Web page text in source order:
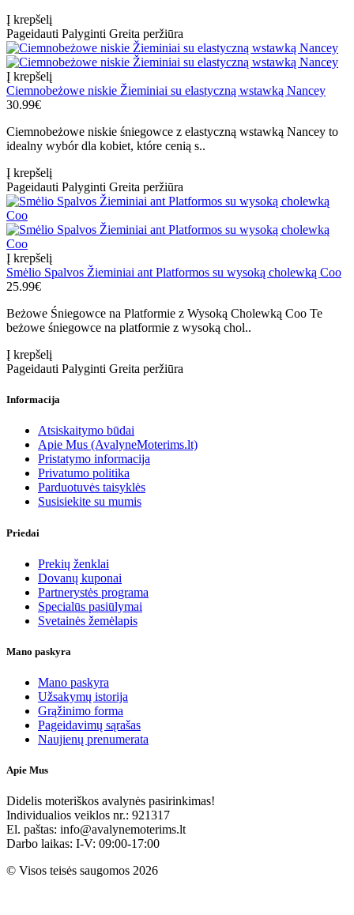
Į krepšelį
Pageidauti Palyginti Greita peržiūra
Į krepšelį
Ciemnobeżowe niskie Žieminiai su elastyczną wstawką Nancey
30.99€
Ciemnobeżowe niskie śniegowce z elastyczną wstawką Nancey to
idealny wybór dla kobiet, które cenią s..
Į krepšelį
Pageidauti Palyginti Greita peržiūra
Į krepšelį
Smėlio Spalvos Žieminiai ant Platformos su wysoką cholewką Coo
25.99€
Beżowe Śniegowce na Platformie z Wysoką Cholewką Coo Te
beżowe śniegowce na platformie z wysoką chol..
Į krepšelį
Pageidauti Palyginti Greita peržiūra
Informacija
Atsiskaitymo būdai
Apie Mus (AvalyneMoterims.lt)
Pristatymo informacija
Privatumo politika
Parduotuvės taisyklės
Susisiekite su mumis
Priedai
Prekių ženklai
Dovanų kuponai
Partnerystės programa
Specialūs pasiūlymai
Svetainės žemėlapis
Mano paskyra
Mano paskyra
Užsakymų istorija
Grąžinimo forma
Pageidavimų sąrašas
Naujienų prenumerata
Apie Mus
Didelis moteriškos avalynės pasirinkimas!
Individualios veiklos nr.: 921317
El. paštas: info@avalynemoterims.lt
Darbo laikas: I-V: 09:00-17:00
© Visos teisės saugomos 2026